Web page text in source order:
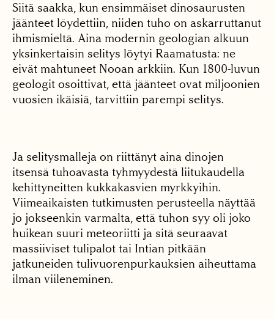
Siitä saakka, kun ensimmäiset dinosaurusten
jäänteet löydettiin, niiden tuho on askarruttanut
ihmismieltä. Aina modernin geologian alkuun
yksinkertaisin selitys löytyi Raamatusta: ne
eivät mahtuneet Nooan arkkiin. Kun 1800-luvun
geologit osoittivat, että jäänteet ovat miljoonien
vuosien ikäisiä, tarvittiin parempi selitys.
Ja selitysmalleja on riittänyt aina dinojen
itsensä tuhoavasta tyhmyydestä liitukaudella
kehittyneitten kukkakasvien myrkkyihin.
Viimeaikaisten tutkimusten perusteella näyttää
jo jokseenkin varmalta, että tuhon syy oli joko
huikean suuri meteoriitti ja sitä seuraavat
massiiviset tulipalot tai Intian pitkään
jatkuneiden tulivuorenpurkauksien aiheuttama
ilman viileneminen.